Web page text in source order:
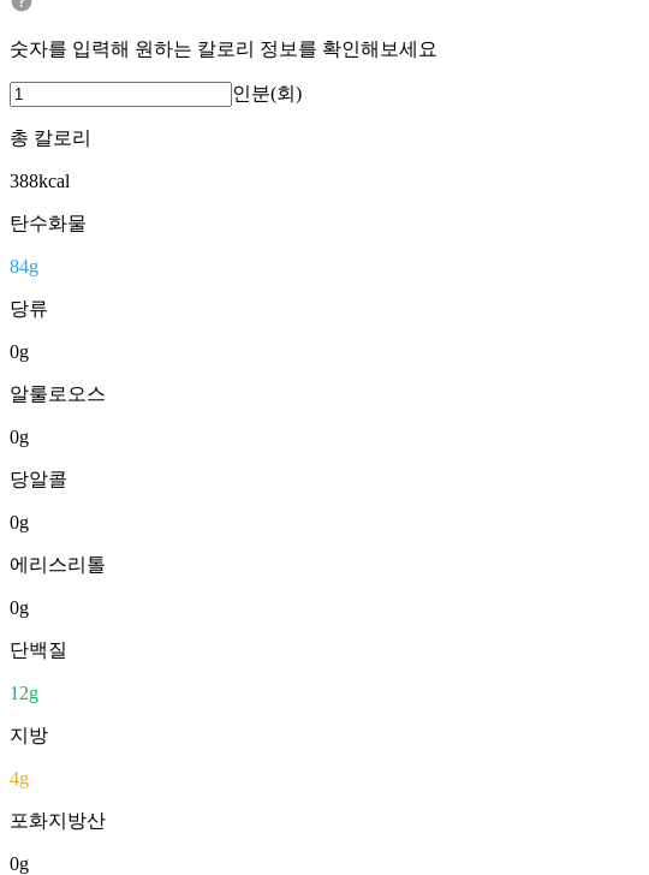
숫자를 입력해 원하는 칼로리 정보를 확인해보세요
인분(회)
총 칼로리
388kcal
탄수화물
84g
당류
0g
알룰로오스
0g
당알콜
0g
에리스리톨
0g
단백질
12g
지방
4g
포화지방산
0g